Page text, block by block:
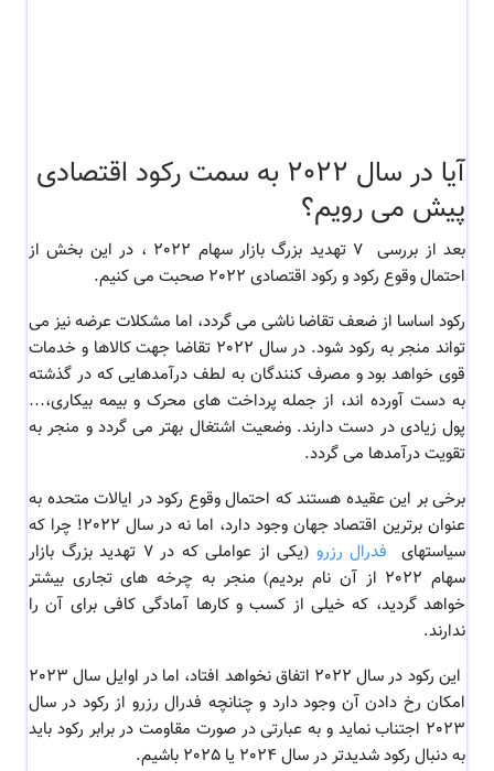
آیا در سال 2022 به سمت رکود اقتصادی
پیش می رویم؟
بعد از بررسی
7 تهدید بزرگ بازار سهام 2022 ، در این بخش از
احتمال وقوع رکود و رکود اقتصادی 2022 صحبت می کنیم.
رکود اساسا از ضعف تقاضا ناشی می گردد، اما مشکلات عرضه نیز می
تواند منجر به رکود شود. در سال 2022 تقاضا جهت کالاها و خدمات
قوی خواهد بود و مصرف کنندگان به لطف درآمدهایی که در گذشته
به دست آورده اند، از جمله پرداخت های محرک و بیمه بیکاری،…
پول زیادی در دست دارند. وضعیت اشتغال بهتر می گردد و منجر به
تقویت درآمدها می گردد.
برخی بر این عقیده هستند که احتمال وقوع رکود در ایالات متحده به
عنوان برترین اقتصاد جهان وجود دارد، اما نه در سال 2022! چرا که
سیاستهای
فدرال رزرو (یکی از عواملی که در
7 تهدید بزرگ بازار
سهام 2022 از آن نام بردیم)
منجر به چرخه های تجاری بیشتر
خواهد گردید، که خیلی از کسب و کارها آمادگی کافی برای آن را
ندارند.
این رکود در سال 2022 اتفاق نخواهد افتاد، اما در اوایل سال 2023
امکان رخ دادن آن وجود دارد و چنانچه فدرال رزرو از رکود در سال
2023 اجتناب نماید و به عبارتی در صورت
مقاومت در برابر رکود باید
به دنبال رکود شدیدتر در سال 2024 یا 2025 باشیم.